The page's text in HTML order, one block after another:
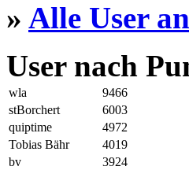
» Alle User
User nach
wla
9466
stBorchert
6003
quiptime
4972
Tobias Bähr
4019
bv
3924